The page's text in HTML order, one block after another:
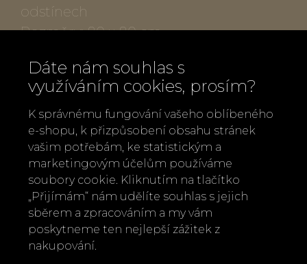
odstínech
Rozměry: 80 x 80 cm
Lze prát na 60º C.
Možné sušit v sušičce.
Výrobce: Meraki, Dánsko
Zpět Doporučit
Dáte nám souhlas s
využíváním cookies, prosím?
K správnému fungování vašeho oblíbeného
e-shopu, k přizpůsobení obsahu stránek
vašim potřebám, ke statistickým a
marketingovým účelům používáme
soubory cookie. Kliknutím na tlačítko
„Přijímám“ nám udělíte souhlas s jejich
sběrem a zpracováním a my vám
poskytneme ten nejlepší zážitek z
nakupování.